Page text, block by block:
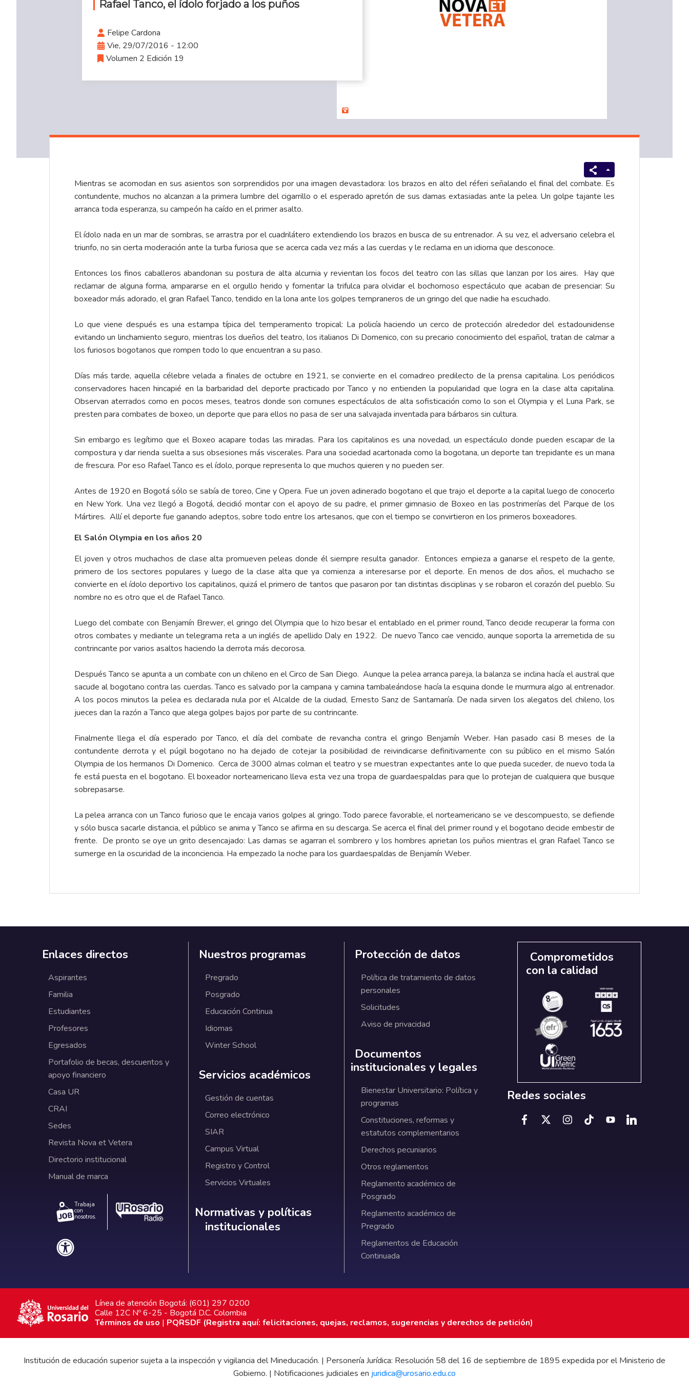
Rafael Tanco, el ídolo forjado a los puños
Felipe Cardona
Vie, 29/07/2016 - 12:00
Volumen 2 Edición 19
Mientras se acomodan en sus asientos son sorprendidos por una imagen devastadora: los brazos en alto del réferi señalando el final del combate. Es
contundente, muchos no alcanzan a la primera lumbre del cigarrillo o el esperado apretón de sus damas extasiadas ante la pelea. Un golpe tajante les
arranca toda esperanza, su campeón ha caído en el primer asalto.
El ídolo nada en un mar de sombras, se arrastra por el cuadrilátero extendiendo los brazos en busca de su entrenador. A su vez, el adversario celebra el
triunfo, no sin cierta moderación ante la turba furiosa que se acerca cada vez más a las cuerdas y le reclama en un idioma que desconoce.
Entonces los finos caballeros abandonan su postura de alta alcurnia y revientan los focos del teatro con las sillas que lanzan por los aires. Hay que
reclamar de alguna forma, ampararse en el orgullo herido y fomentar la trifulca para olvidar el bochornoso espectáculo que acaban de presenciar: Su
boxeador más adorado, el gran Rafael Tanco, tendido en la lona ante los golpes tempraneros de un gringo del que nadie ha escuchado.
Lo que viene después es una estampa típica del temperamento tropical: La policía haciendo un cerco de protección alrededor del estadounidense
evitando un linchamiento seguro, mientras los dueños del teatro, los italianos Di Domenico, con su precario conocimiento del español, tratan de calmar a
los furiosos bogotanos que rompen todo lo que encuentran a su paso.
Días más tarde, aquella célebre velada a finales de octubre en 1921, se convierte en el comadreo predilecto de la prensa capitalina. Los periódicos
conservadores hacen hincapié en la barbaridad del deporte practicado por Tanco y no entienden la popularidad que logra en la clase alta capitalina.
Observan aterrados como en pocos meses, teatros donde son comunes espectáculos de alta sofisticación como lo son el Olympia y el Luna Park, se
presten para combates de boxeo, un deporte que para ellos no pasa de ser una salvajada inventada para bárbaros sin cultura.
Sin embargo es legítimo que el Boxeo acapare todas las miradas. Para los capitalinos es una novedad, un espectáculo donde pueden escapar de la
compostura y dar rienda suelta a sus obsesiones más viscerales. Para una sociedad acartonada como la bogotana, un deporte tan trepidante es un mana
de frescura. Por eso Rafael Tanco es el ídolo, porque representa lo que muchos quieren y no pueden ser.
Antes de 1920 en Bogotá sólo se sabía de toreo, Cine y Opera. Fue un joven adinerado bogotano el que trajo el deporte a la capital luego de conocerlo
en New York. Una vez llegó a Bogotá, decidió montar con el apoyo de su padre, el primer gimnasio de Boxeo en las postrimerías del Parque de los
Mártires. Allí el deporte fue ganando adeptos, sobre todo entre los artesanos, que con el tiempo se convirtieron en los primeros boxeadores.
El Salón Olympia en los años 20
El joven y otros muchachos de clase alta promueven peleas donde él siempre resulta ganador. Entonces empieza a ganarse el respeto de la gente,
primero de los sectores populares y luego de la clase alta que ya comienza a interesarse por el deporte. En menos de dos años, el muchacho se
convierte en el ídolo deportivo los capitalinos, quizá el primero de tantos que pasaron por tan distintas disciplinas y se robaron el corazón del pueblo. Su
nombre no es otro que el de Rafael Tanco.
Luego del combate con Benjamín Brewer, el gringo del Olympia que lo hizo besar el entablado en el primer round, Tanco decide recuperar la forma con
otros combates y mediante un telegrama reta a un inglés de apellido Daly en 1922. De nuevo Tanco cae vencido, aunque soporta la arremetida de su
contrincante por varios asaltos haciendo la derrota más decorosa.
Después Tanco se apunta a un combate con un chileno en el Circo de San Diego. Aunque la pelea arranca pareja, la balanza se inclina hacía el austral que
sacude al bogotano contra las cuerdas. Tanco es salvado por la campana y camina tambaleándose hacía la esquina donde le murmura algo al entrenador.
A los pocos minutos la pelea es declarada nula por el Alcalde de la ciudad, Ernesto Sanz de Santamaría. De nada sirven los alegatos del chileno, los
jueces dan la razón a Tanco que alega golpes bajos por parte de su contrincante.
Finalmente llega el día esperado por Tanco, el día del combate de revancha contra el gringo Benjamín Weber. Han pasado casi 8 meses de la
contundente derrota y el púgil bogotano no ha dejado de cotejar la posibilidad de reivindicarse definitivamente con su público en el mismo Salón
Olympia de los hermanos Di Domenico. Cerca de 3000 almas colman el teatro y se muestran expectantes ante lo que pueda suceder, de nuevo toda la
fe está puesta en el bogotano. El boxeador norteamericano lleva esta vez una tropa de guardaespaldas para que lo protejan de cualquiera que busque
sobrepasarse.
La pelea arranca con un Tanco furioso que le encaja varios golpes al gringo. Todo parece favorable, el norteamericano se ve descompuesto, se defiende
y sólo busca sacarle distancia, el público se anima y Tanco se afirma en su descarga. Se acerca el final del primer round y el bogotano decide embestir de
frente. De pronto se oye un grito desencajado: Las damas se agarran el sombrero y los hombres aprietan los puños mientras el gran Rafael Tanco se
sumerge en la oscuridad de la inconciencia. Ha empezado la noche para los guardaespaldas de Benjamín Weber.
Enlaces directos
Aspirantes
Familia
Estudiantes
Profesores
Egresados
Portafolio de becas, descuentos y
apoyo financiero
Casa UR
CRAI
Sedes
Revista Nova et Vetera
Directorio institucional
Manual de marca
Trabaja
con
nosotros.
Nuestros programas
Pregrado
Posgrado
Educación Continua
Idiomas
Winter School
Servicios académicos
Gestión de cuentas
Correo electrónico
SIAR
Campus Virtual
Registro y Control
Servicios Virtuales
Normativas y políticas institucionales
Normativas y políticas
institucionales
Protección de datos
Política de tratamiento de datos
personales
Solicitudes
Aviso de privacidad
Documentos
institucionales y legales
Bienestar Universitario: Política y
programas
Constituciones, reformas y
estatutos complementarios
Derechos pecuniarios
Otros reglamentos
Reglamento académico de
Posgrado
Reglamento académico de
Pregrado
Reglamentos de Educación
Continuada
Comprometidos
con la calidad
Redes sociales
Línea de atención Bogotá: (601) 297 0200
Calle 12C Nº 6-25 - Bogotá D.C. Colombia
Términos de uso | PQRSDF (Registra aquí: felicitaciones, quejas, reclamos, sugerencias y derechos de petición)
Institución de educación superior sujeta a la inspección y vigilancia del Mineducación. | Personería Jurídica: Resolución 58 del 16 de septiembre de 1895 expedida por el Ministerio de
Gobierno. | Notificaciones judiciales en juridica@urosario.edu.co